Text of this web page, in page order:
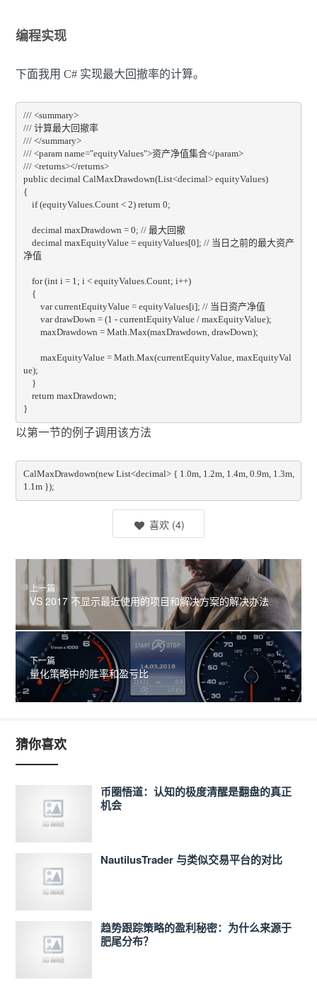
编程实现
下面我用 C# 实现最大回撤率的计算。
/// <summary>
/// 计算最大回撤率
/// </summary>
/// <param name="equityValues">资产净值集合</param>
/// <returns></returns>
public decimal CalMaxDrawdown(List<decimal> equityValues)
{
净值
ue);
}
以第一节的例子调用该方法
CalMaxDrawdown(new List<decimal> { 1.0m, 1.2m, 1.4m, 0.9m, 1.3m,
1.1m });
喜欢 (4)
上一篇
VS 2017 不显示最近使用的项目和解决方案的解决办法
下一篇
量化策略中的胜率和盈亏比
猜你喜欢
币圈悟道：认知的极度清醒是翻盘的真正
机会
NautilusTrader 与类似交易平台的对比
趋势跟踪策略的盈利秘密：为什么来源于
肥尾分布？